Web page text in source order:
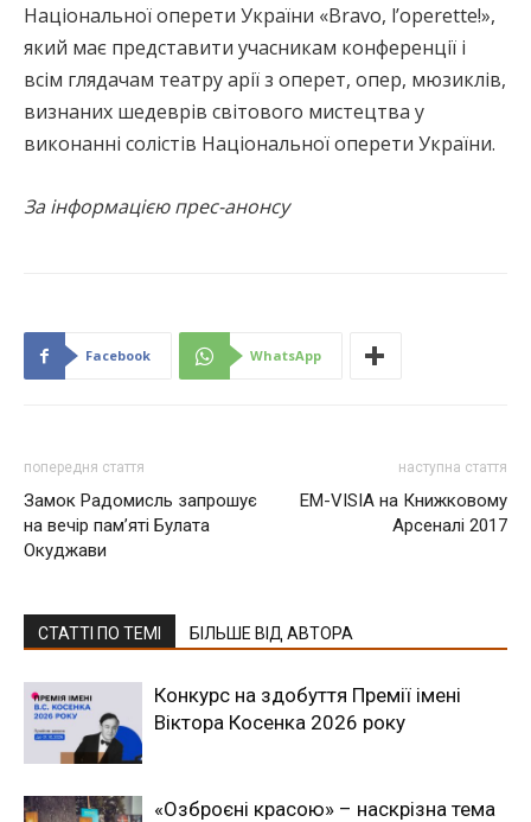
Національної оперети України «Bravo, l’operette!»,
який має представити учасникам конференції і
всім глядачам театру арії з оперет, опер, мюзиклів,
визнаних шедеврів світового мистецтва у
виконанні солістів Національної оперети України.
За інформацією прес-анонсу
Facebook WhatsApp
попередня стаття
Замок Радомисль запрошує
на вечір пам’яті Булата
Окуджави
наступна стаття
ЕМ-VISIA на Книжковому
Арсеналі 2017
СТАТТІ ПО ТЕМІ БІЛЬШЕ ВІД АВТОРА
Конкурс на здобуття Премії імені
Віктора Косенка 2026 року
«Озброєні красою» – наскрізна тема